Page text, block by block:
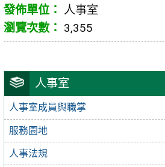
人事室
人事室成員與職掌
服務園地
人事法規
人事室
3,355